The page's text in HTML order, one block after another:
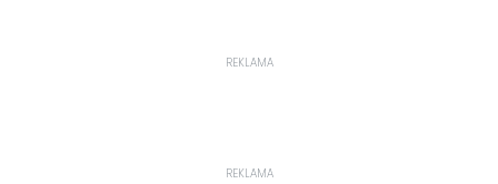
REKLAMA
REKLAMA